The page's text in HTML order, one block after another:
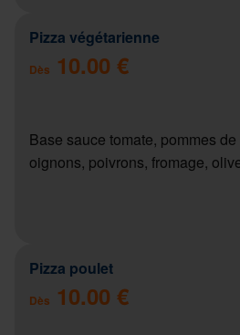
Pizza végétarienne
Dès 10.00 €
Base sauce tomate, pommes
oignons, poivrons, fromage,
Pizza poulet
Dès 10.00 €